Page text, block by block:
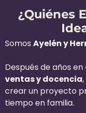
¿Quiénes
Somos Ayelén y
Después de años en
ventas y docencia
crear un proyecto
tiempo en familia.